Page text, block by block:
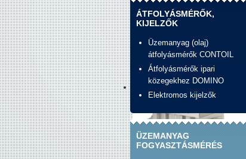
ÁTFOLYÁSMÉRŐK,
KIJELZŐK
Üzemanyag (olaj)
átfolyásmérők CONTOIL
Átfolyásmérők ipari
közegekhez DOMINO
Elektromos kijelzők
ÜZEMANYAG
FOGYASZTÁSMÉRÉS